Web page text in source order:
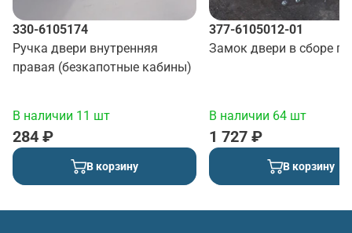
330-6105174
Ручка двери внутренняя
правая (безкапотные кабины)
В наличии 11 шт
284 ₽
В корзину
377-6105012-01
Замок двери в сборе
В наличии 64 шт
1 727 ₽
В корзину